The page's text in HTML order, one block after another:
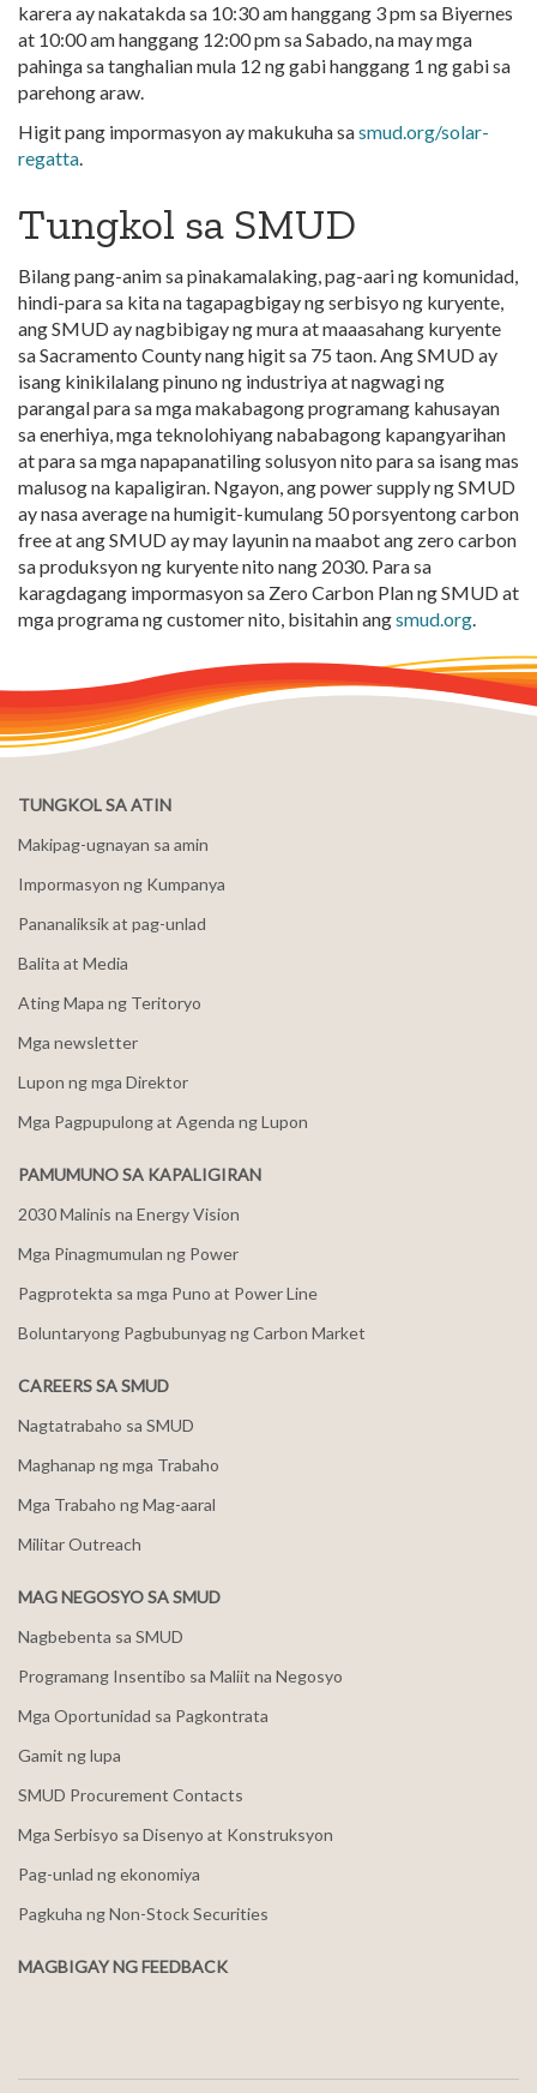
karera ay nakatakda sa 10:30 am hanggang 3 pm sa Biyernes
at 10:00 am hanggang 12:00 pm sa Sabado, na may mga
pahinga sa tanghalian mula 12 ng gabi hanggang 1 ng gabi sa
parehong araw.
Higit pang impormasyon ay makukuha sasmud.org/solar-
regatta.
Tungkol sa SMUD
Bilang pang-anim sa pinakamalaking, pag-aari ng komunidad,
hindi-para sa kita na tagapagbigay ng serbisyo ng kuryente,
ang SMUD ay nagbibigay ng mura at maaasahang kuryente
sa Sacramento County nang higit sa 75 taon. Ang SMUD ay
isang kinikilalang pinuno ng industriya at nagwagi ng
parangal para sa mga makabagong programang kahusayan
sa enerhiya, mga teknolohiyang nababagong kapangyarihan
at para sa mga napapanatiling solusyon nito para sa isang mas
malusog na kapaligiran. Ngayon, ang power supply ng SMUD
ay nasa average na humigit-kumulang 50 porsyentong carbon
free at ang SMUD ay may layunin na maabot ang zero carbon
sa produksyon ng kuryente nito nang 2030. Para sa
karagdagang impormasyon sa Zero Carbon Plan ng SMUD at
mga programa ng customer nito, bisitahin angsmud.org.
TUNGKOL SA ATIN
Makipag-ugnayan sa amin
Impormasyon ng Kumpanya
Pananaliksik at pag-unlad
Balita at Media
Ating Mapa ng Teritoryo
Mga newsletter
Lupon ng mga Direktor
Mga Pagpupulong at Agenda ng Lupon
PAMUMUNO SA KAPALIGIRAN
2030 Malinis na Energy Vision
Mga Pinagmumulan ng Power
Pagprotekta sa mga Puno at Power Line
Boluntaryong Pagbubunyag ng Carbon Market
CAREERS SA SMUD
Nagtatrabaho sa SMUD
Maghanap ng mga Trabaho
Mga Trabaho ng Mag-aaral
Militar Outreach
MAG NEGOSYO SA SMUD
Nagbebenta sa SMUD
Programang Insentibo sa Maliit na Negosyo
Mga Oportunidad sa Pagkontrata
Gamit ng lupa
SMUD Procurement Contacts
Mga Serbisyo sa Disenyo at Konstruksyon
Pag-unlad ng ekonomiya
Pagkuha ng Non-Stock Securities
MAGBIGAY NG FEEDBACK